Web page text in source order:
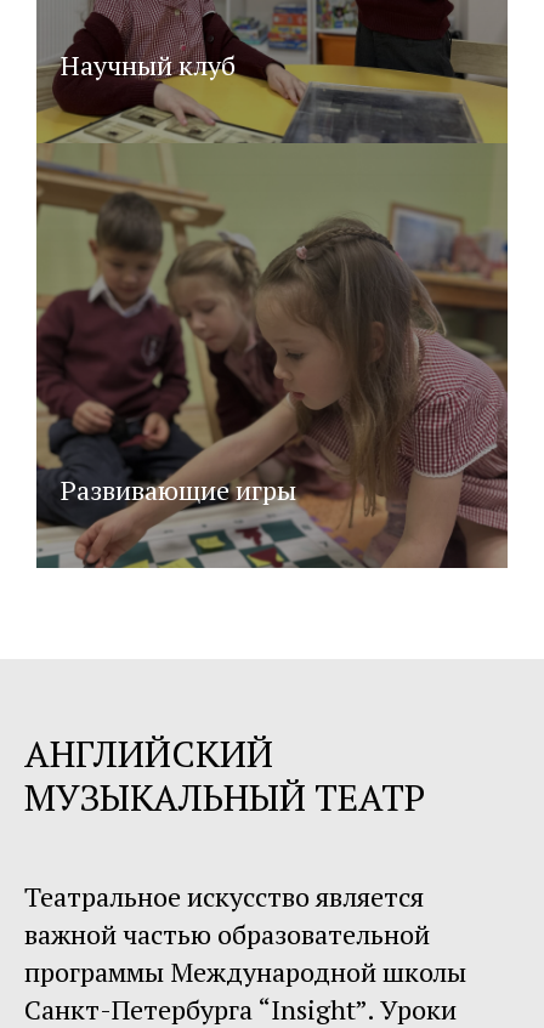
Научный клуб
Развивающие игры
АНГЛИЙСКИЙ
МУЗЫКАЛЬНЫЙ ТЕАТР
Театральное искусство является
важной частью образовательной
программы Международной школы
Санкт-Петербурга “Insight”. Уроки